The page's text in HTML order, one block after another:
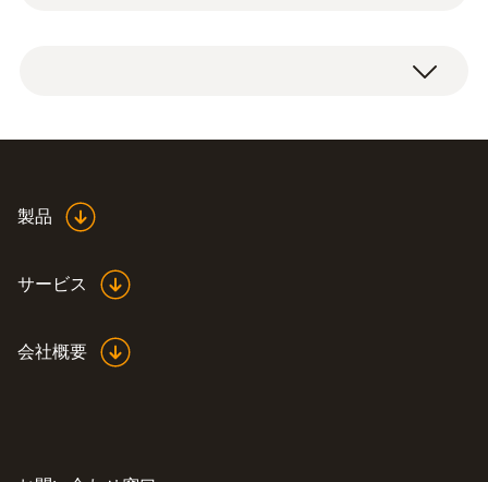
製品
サービス
会社概要